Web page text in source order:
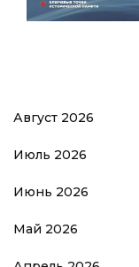
Август 2026
Июль 2026
Июнь 2026
Май 2026